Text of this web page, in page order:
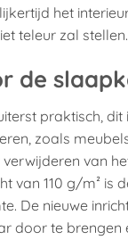
het
teleur zal stellen.
de
praktisch,
zoals
van
van 110 g/m² is
De nieuwe
door te brengen